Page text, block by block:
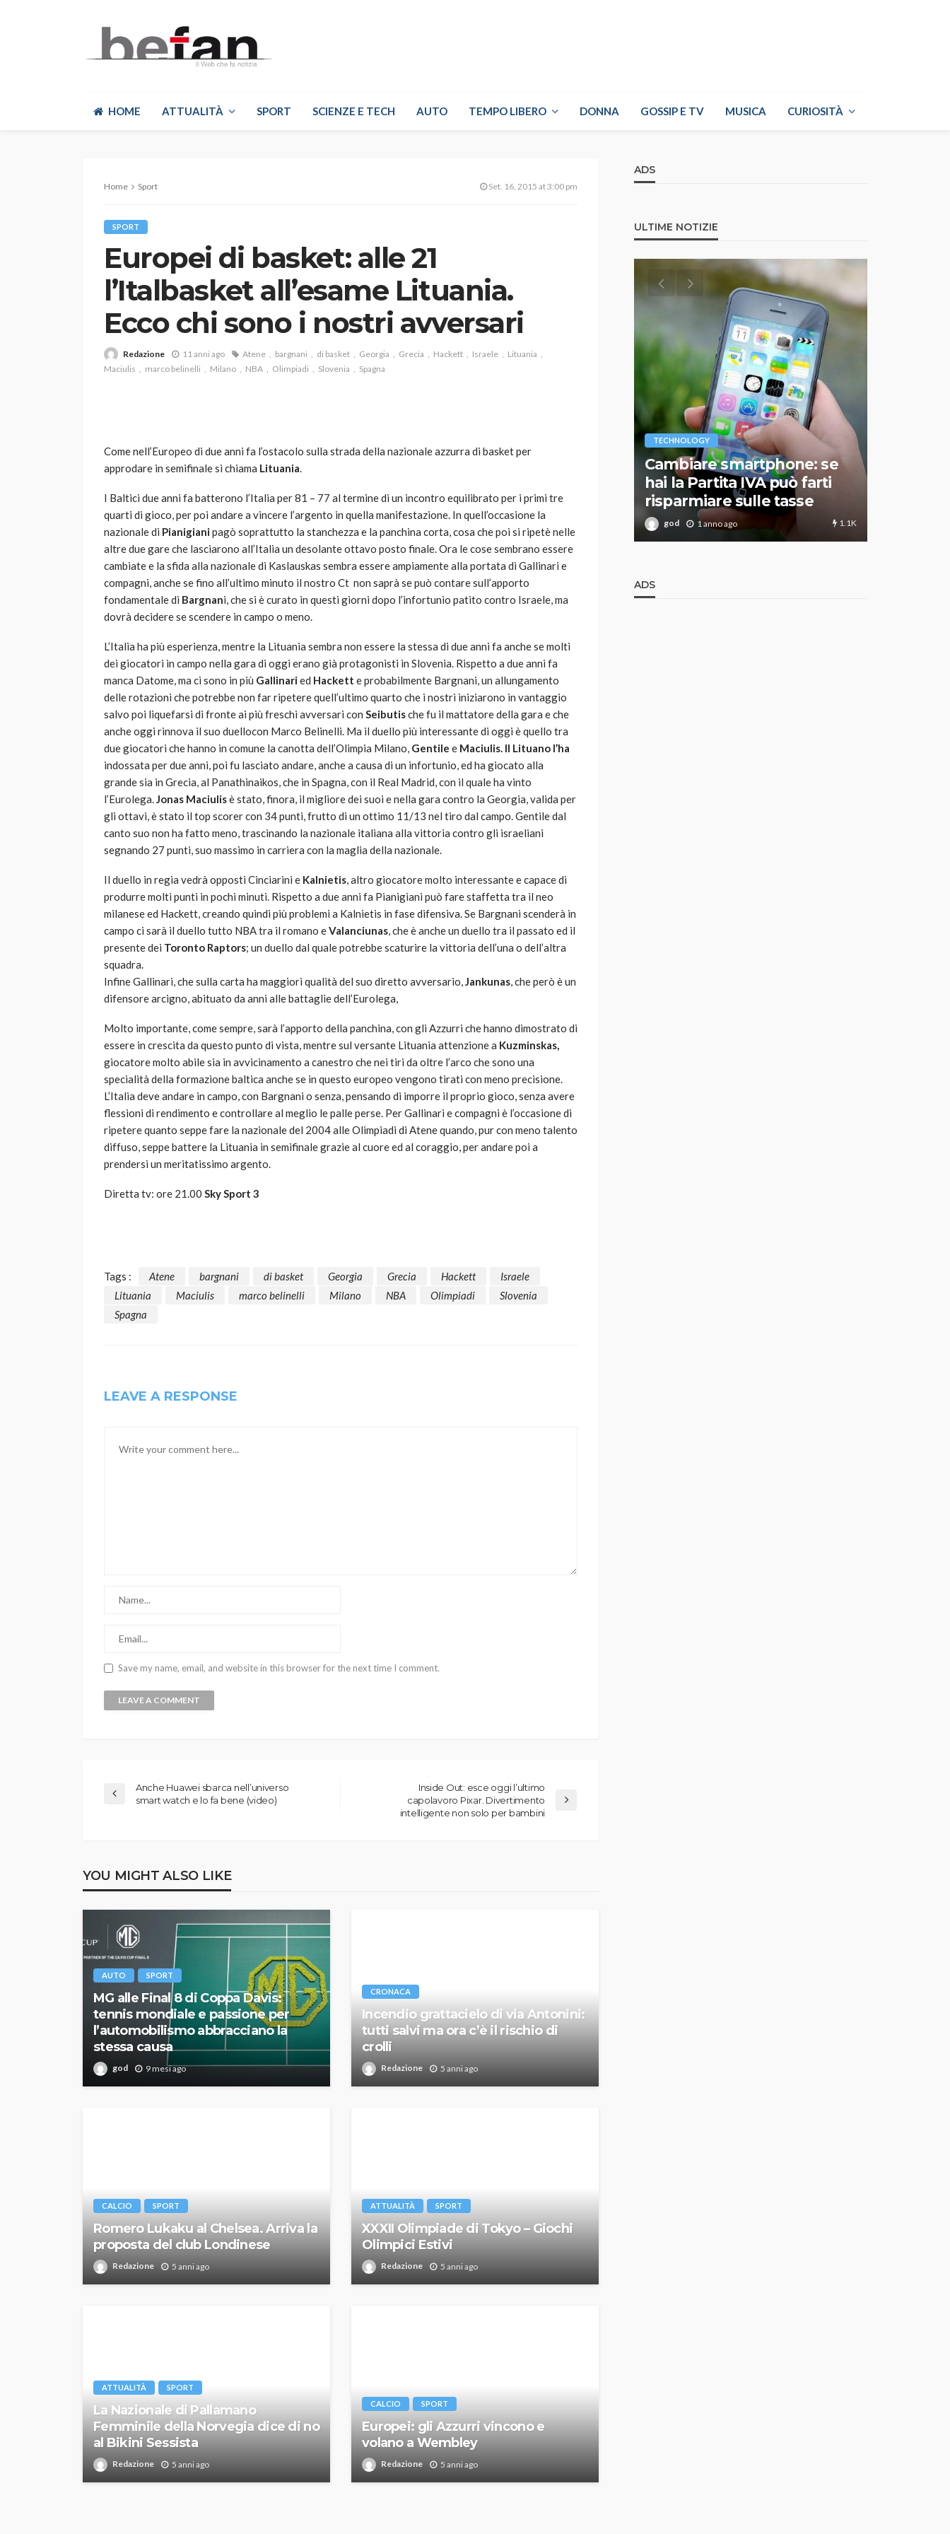
HOME ATTUALITÀ SPORT SCIENZE E TECH AUTO TEMPO LIBERO DONNA GOSSIP E TV MUSICA CURIOSITÀ
Home Sport Set. 16, 2015 at 3:00 pm
SPORT
Europei di basket: alle 21
l’Italbasket all’esame Lituania.
Ecco chi sono i nostri avversari
Redazione 11 anni ago Atene bargnani di basket Georgia Grecia Hackett Israele
Lituania
Maciulis
marco belinelli Milano NBA Olimpiadi Slovenia Spagna
Come nell’Europeo di due anni fa l’ostacolo sulla strada della nazionale azzurra di basket per
approdare in semifinale si chiama Lituania.
I Baltici due anni fa batterono l’Italia per 81 – 77 al termine di un incontro equilibrato per i primi tre
quarti di gioco, per poi andare a vincere l’argento in quella manifestazione. In quell’occasione la
nazionale di Pianigianipagò soprattutto la stanchezza e la panchina corta, cosa che poi si ripetè nelle
altre due gare che lasciarono all’Italia un desolante ottavo posto finale. Ora le cose sembrano essere
cambiate e la sfida alla nazionale di Kaslauskas sembra essere ampiamente alla portata di Gallinari e
compagni, anche se fino all’ultimo minuto il nostro Ct non saprà se può contare sull’apporto
fondamentale di Bargnani, che si è curato in questi giorni dopo l’infortunio patito contro Israele, ma
dovrà decidere se scendere in campo o meno.
L’Italia ha più esperienza, mentre la Lituania sembra non essere la stessa di due anni fa anche se molti
dei giocatori in campo nella gara di oggi erano già protagonisti in Slovenia. Rispetto a due anni fa
manca Datome, ma ci sono in più Gallinaried Hackett e probabilmente Bargnani, un allungamento
delle rotazioni che potrebbe non far ripetere quell’ultimo quarto che i nostri iniziarono in vantaggio
salvo poi liquefarsi di fronte ai più freschi avversari con Seibutische fu il mattatore della gara e che
anche oggi rinnova il suo duellocon Marco Belinelli. Ma il duello più interessante di oggi è quello tra
due giocatori che hanno in comune la canotta dell’Olimpia Milano, Gentile e Maciulis. Il Lituano l’ha
indossata per due anni, poi fu lasciato andare, anche a causa di un infortunio, ed ha giocato alla
grande sia in Grecia, al Panathinaikos, che in Spagna, con il Real Madrid, con il quale ha vinto
l’Eurolega.Jonas Maciulisè stato, finora, il migliore dei suoi e nella gara contro la Georgia, valida per
gli ottavi, è stato il top scorer con 34 punti, frutto di un ottimo 11/13 nel tiro dal campo. Gentile dal
canto suo non ha fatto meno, trascinando la nazionale italiana alla vittoria contro gli israeliani
segnando 27 punti, suo massimo in carriera con la maglia della nazionale.
Il duello in regia vedrà opposti Cinciarini e Kalnietis, altro giocatore molto interessante e capace di
produrre molti punti in pochi minuti. Rispetto a due anni fa Pianigiani può fare staffetta tra il neo
milanese ed Hackett, creando quindi più problemi a Kalnietis in fase difensiva. Se Bargnani scenderà in
campo ci sarà il duello tutto NBA tra il romano eValanciunas, che è anche un duello tra il passato ed il
presente dei Toronto Raptors; un duello dal quale potrebbe scaturire la vittoria dell’una o dell’altra
squadra.
Infine Gallinari, che sulla carta ha maggiori qualità del suo diretto avversario,Jankunas, che però è un
difensore arcigno, abituato da anni alle battaglie dell’Eurolega,
Molto importante, come sempre, sarà l’apporto della panchina, con gli Azzurri che hanno dimostrato di
essere in crescita da questo punto di vista, mentre sul versante Lituania attenzione a Kuzminskas,
giocatore molto abile sia in avvicinamento a canestro che nei tiri da oltre l’arco che sono una
specialità della formazione baltica anche se in questo europeo vengono tirati con meno precisione.
L’Italia deve andare in campo, con Bargnani o senza, pensando di imporre il proprio gioco, senza avere
flessioni di rendimento e controllare al meglio le palle perse. Per Gallinari e compagni è l’occasione di
ripetere quanto seppe fare la nazionale del 2004 alle Olimpiadi di Atene quando, pur con meno talento
diffuso, seppe battere la Lituania in semifinale grazie al cuore ed al coraggio, per andare poi a
prendersi un meritatissimo argento.
Diretta tv: ore 21.00 Sky Sport 3
Tags : Atene bargnani di basket Georgia Grecia Hackett
Israele
Lituania
Maciulis marco belinelli Milano NBA Olimpiadi
Slovenia
Spagna
LEAVE A RESPONSE
Save my name, email, and website in this browser for the next time I comment.
Anche Huawei sbarca nell’universo
smart watch e lo fa bene (video)
Inside Out: esce oggi l’ultimo
capolavoro Pixar. Divertimento
intelligente non solo per bambini
YOU MIGHT ALSO LIKE
AUTO SPORT
MG alle Final 8 di Coppa Davis:
tennis mondiale e passione per
l’automobilismo abbracciano la
stessa causa
god 9 mesi ago
CRONACA
Incendio grattacielo di via Antonini:
tutti salvi ma ora c’è il rischio di
crolli
Redazione 5 anni ago
CALCIO SPORT
Romero Lukaku al Chelsea. Arriva la
proposta del club Londinese
Redazione 5 anni ago
ATTUALITÀ SPORT
XXXII Olimpiade di Tokyo – Giochi
Olimpici Estivi
Redazione 5 anni ago
ATTUALITÀ SPORT
La Nazionale di Pallamano
Femminile della Norvegia dice di no
al Bikini Sessista
Redazione 5 anni ago
CALCIO SPORT
Europei: gli Azzurri vincono e
volano a Wembley
Redazione 5 anni ago
ADS
ULTIME NOTIZIE
VARIE
scegliere per il tuo prato
786
Davis: tennis mondiale e
abbracciano la stessa causa
9 mesi ago
TECHNOLOGY
Cambiare smartphone: se
hai la Partita IVA può farti
risparmiare sulle tasse
god 1 anno ago 1.1K
ADS